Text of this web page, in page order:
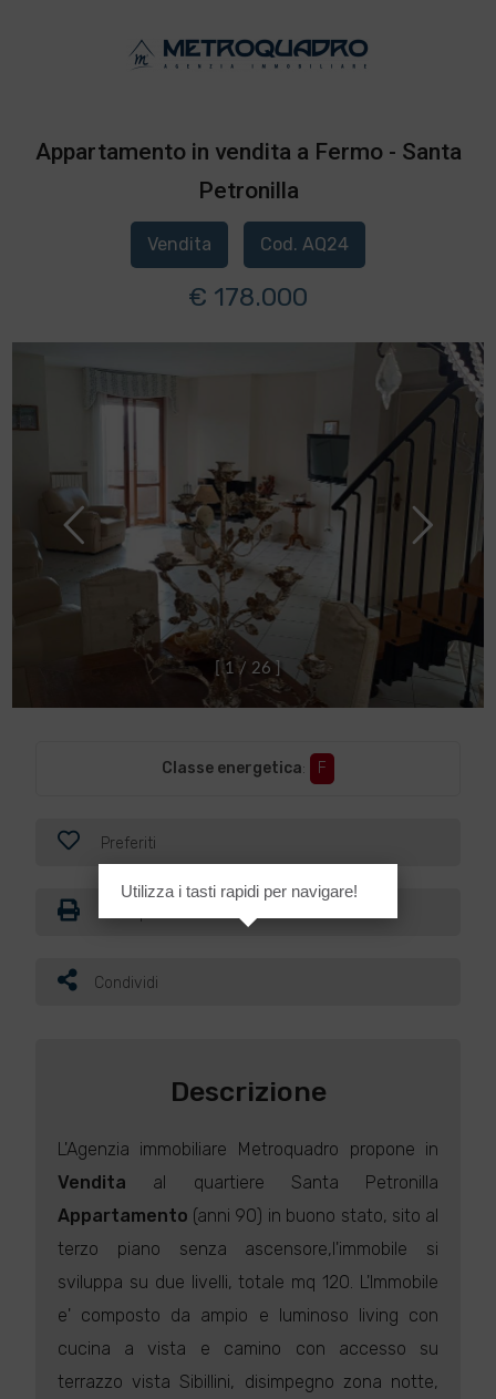
Appartamento in vendita a Fermo - Santa
Petronilla
Vendita Cod. AQ24
€ 178.000
1 / 26 ]
Classe energetica: F
Preferiti
Condividi
Descrizione
L'Agenzia immobiliare Metroquadro propone in
Vendita al quartiere Santa Petronilla
Appartamento (anni 90) in buono stato, sito al
terzo piano senza ascensore,l'immobile si
sviluppa su due livelli, totale mq 120. L'Immobile
e' composto da ampio e luminoso living con
cucina a vista e camino con accesso su
terrazzo vista Sibillini, disimpegno zona notte,
Utilizza i tasti rapidi per navigare!